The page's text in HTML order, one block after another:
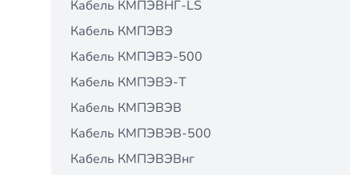
Кабель КМПЭВНГ-LS
Кабель КМПЭВЭ
Кабель КМПЭВЭ-500
Кабель КМПЭВЭ-Т
Кабель КМПЭВЭВ
Кабель КМПЭВЭВ-500
Кабель КМПЭВЭВнг